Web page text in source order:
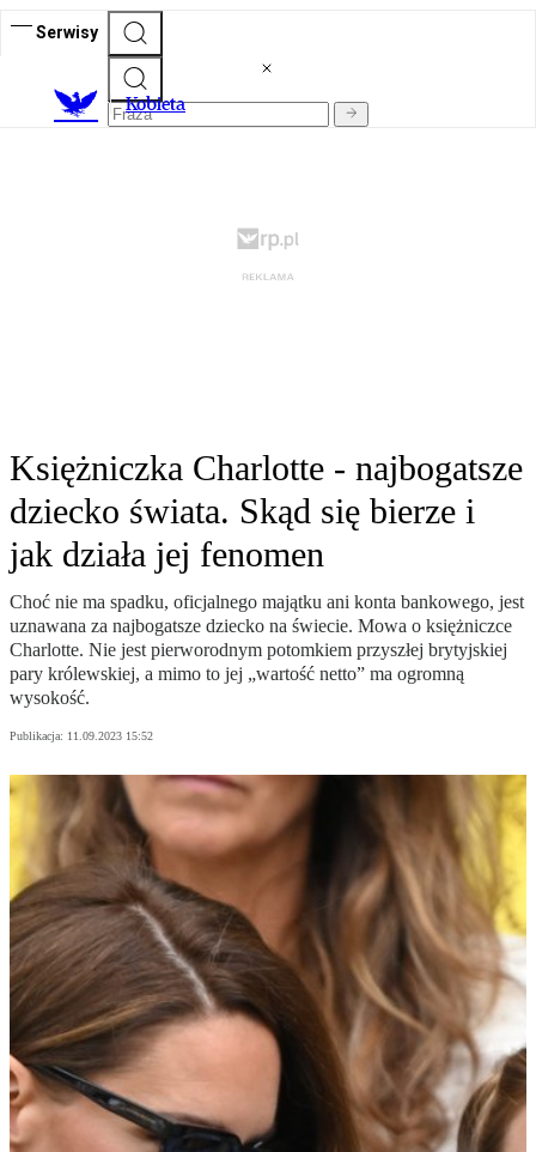
Serwisy
Kobieta
Księżniczka Charlotte - najbogatsze
dziecko świata. Skąd się bierze i
jak działa jej fenomen
Choć nie ma spadku, oficjalnego majątku ani konta bankowego, jest
uznawana za najbogatsze dziecko na świecie. Mowa o księżniczce
Charlotte. Nie jest pierworodnym potomkiem przyszłej brytyjskiej
pary królewskiej, a mimo to jej „wartość netto” ma ogromną
wysokość.
Publikacja: 11.09.2023 15:52